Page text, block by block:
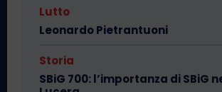
Lutto
Leonardo Pietrantuoni
Storia
SBiG 700: l’importanza di SBiG